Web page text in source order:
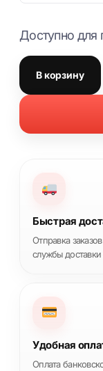
Доступно для
В корзину
Быстрая
Отправка
службы
Удобная
Оплата